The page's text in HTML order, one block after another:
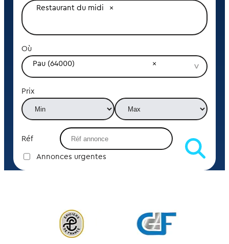
Restaurant du midi
Où
Pau (64000)
Prix
Réf
Annonces urgentes